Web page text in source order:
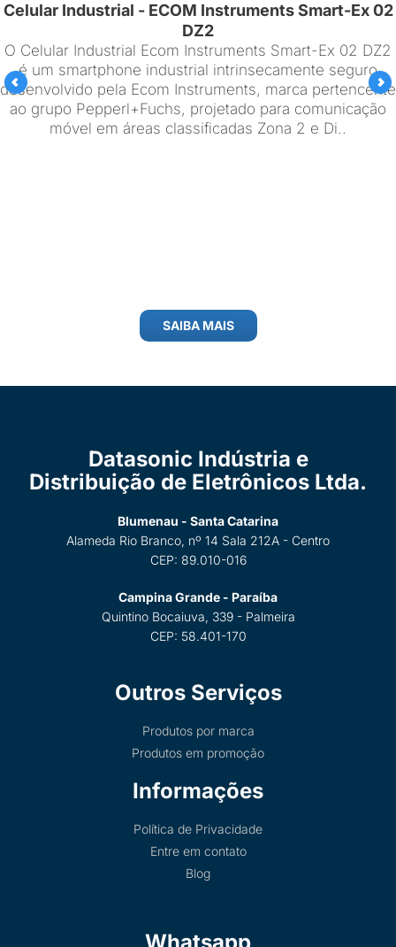
Celular Industrial - ECOM Instruments Smart-Ex 02
DZ2
O Celular Industrial Ecom Instruments Smart-Ex 02 DZ2
é um smartphone industrial intrinsecamente seguro
desenvolvido pela Ecom Instruments, marca pertencente
ao grupo Pepperl+Fuchs, projetado para comunicação
móvel em áreas classificadas Zona 2 e Di..
SAIBA MAIS
Datasonic Indústria e
Distribuição de Eletrônicos Ltda.
Blumenau - Santa Catarina
Alameda Rio Branco, nº 14 Sala 212A - Centro
CEP: 89.010-016
Campina Grande - Paraíba
Quintino Bocaiuva, 339 - Palmeira
CEP: 58.401-170
Outros Serviços
Produtos por marca
Produtos em promoção
Informações
Política de Privacidade
Entre em contato
Blog